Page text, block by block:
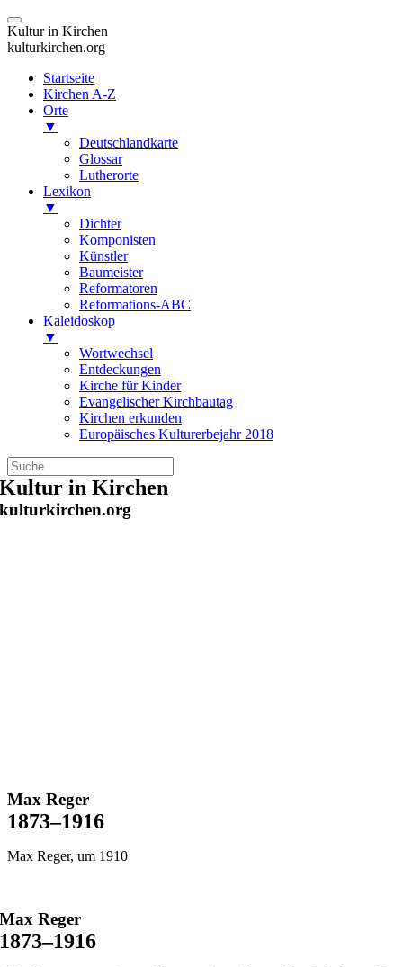
Kultur in Kirchen
kulturkirchen.org
Startseite
Kirchen A-Z
Orte
▼
Deutschlandkarte
Glossar
Lutherorte
Lexikon
▼
Dichter
Komponisten
Künstler
Baumeister
Reformatoren
Reformations-ABC
Kaleidoskop
▼
Wortwechsel
Entdeckungen
Kirche für Kinder
Evangelischer Kirchbautag
Kirchen erkunden
Europäisches Kulturerbejahr 2018
Zum
Inhalt
springen
Kultur in Kirchen
kulturkirchen.org
Max Reger
1873–1916
Max Reger, um 1910
Max Reger
1873–1916